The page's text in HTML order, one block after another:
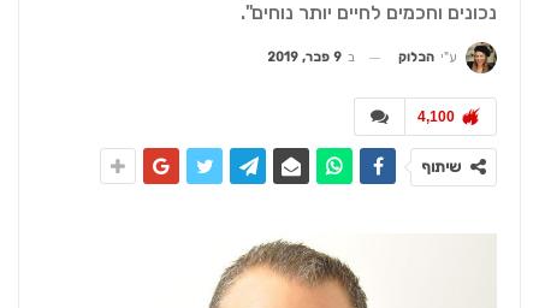
נכונים וחכמים לחיים יותר נוחים".
ע"י הבלוק ב 9 פבר, 2019
4,100
שיתוף